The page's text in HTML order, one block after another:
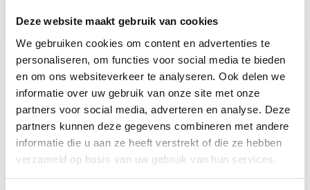
Deze website maakt gebruik van cookies
We gebruiken cookies om content en advertenties te
personaliseren, om functies voor social media te bieden
en om ons websiteverkeer te analyseren. Ook delen we
informatie over uw gebruik van onze site met onze
partners voor social media, adverteren en analyse. Deze
partners kunnen deze gegevens combineren met andere
informatie die u aan ze heeft verstrekt of die ze hebben
verzameld op basis van uw gebruik van hun services.
Vorige Volgende